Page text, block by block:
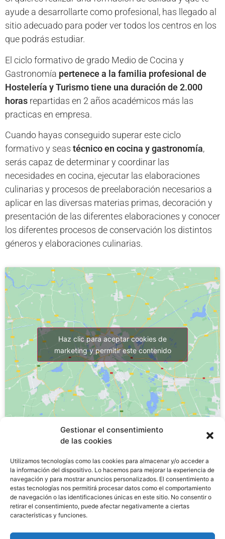
Gestionar el consentimiento
de las cookies
Utilizamos tecnologías como las cookies para almacenar y/o acceder a
la información del dispositivo. Lo hacemos para mejorar la experiencia de
navegación y para mostrar anuncios personalizados. El consentimiento a
estas tecnologías nos permitirá procesar datos como el comportamiento
de navegación o las identificaciones únicas en este sitio. No consentir o
retirar el consentimiento, puede afectar negativamente a ciertas
características y funciones.
ayude a desarrollarte como profesional, has llegado al
sitio adecuado para poder ver todos los centros en los
que podrás estudiar.
El ciclo formativo de grado Medio de Cocina y
Gastronomía pertenece a la familia profesional de
Hostelería y Turismo tiene una duración de 2.000
horas repartidas en 2 años académicos más las
practicas en empresa.
Cuando hayas conseguido superar este ciclo
formativo y seas técnico en cocina y gastronomía,
serás capaz de determinar y coordinar las
necesidades en cocina, ejecutar las elaboraciones
culinarias y procesos de preelaboración necesarios a
aplicar en las diversas materias primas, decoración y
presentación de las diferentes elaboraciones y conocer
los diferentes procesos de conservación los distintos
géneros y elaboraciones culinarias.
Haz clic para aceptar cookies de
marketing y permitir este contenido
¿Por qué estudiar un FP?
LaFP de Grado Medio tiene una tasa de desempleo
de un 11,8%, lo que significa una tasa tres veces
menoral paro juvenil en España, que es del 29,3%